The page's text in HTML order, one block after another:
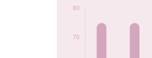
2014
76
2017